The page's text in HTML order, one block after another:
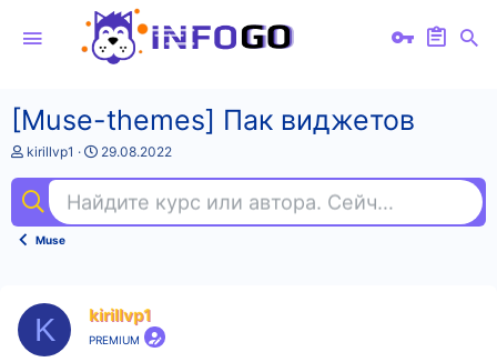
[Muse-themes] Пак виджетов
А
т
о
т
kirillvp1
Д
а
н
а
29.08.2022
Найдите курс или автора. Сейчас ищут
Muse
K kirillvp1
PREMIUM